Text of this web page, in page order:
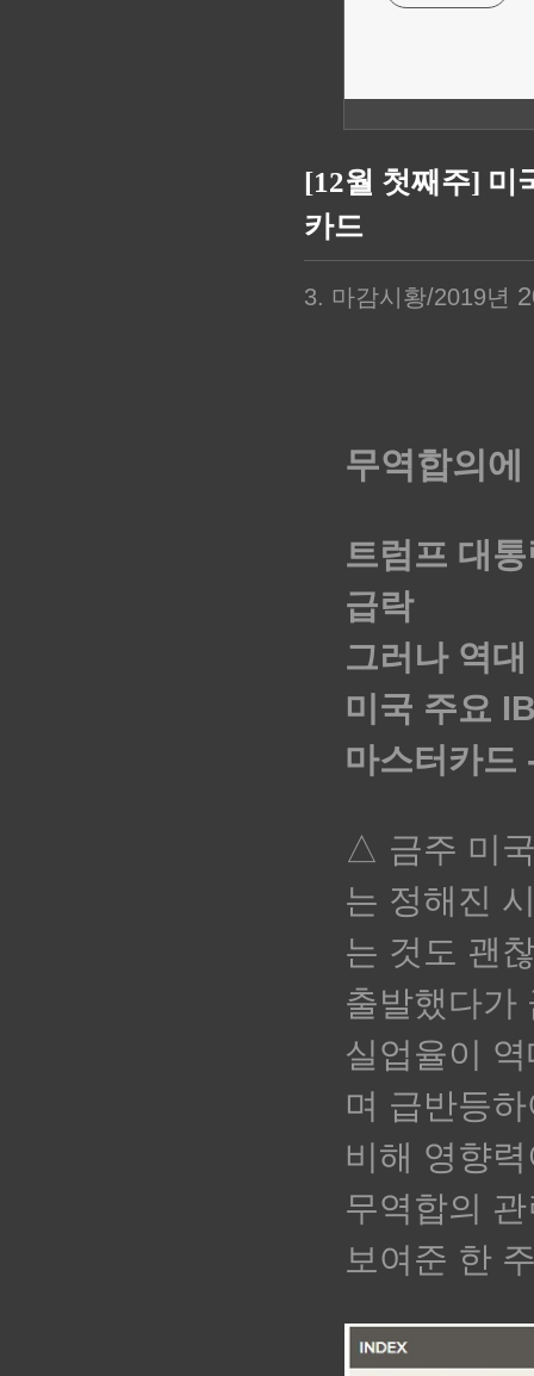
[12월 첫째주] 미
카드
3. 마감시황/2019년
무역합의
트럼프 대
급락
그러나 역
미국 주요
마스터카드
△ 금주 미
는 정해진
는 것도 괜
출발했다가
실업율이
며 급반등
비해 영향
무역합의
보여준 한